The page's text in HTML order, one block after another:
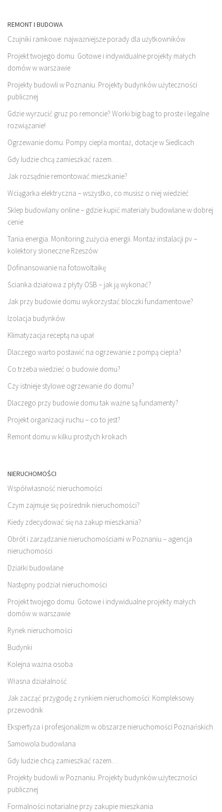
REMONT I BUDOWA
Czujniki ramkowe: najważniejsze porady dla użytkowników
Projekt twojego domu. Gotowe i indywidualne projekty małych
domów w warszawie
Projekty budowli w Poznaniu. Projekty budynków użyteczności
publicznej
Gdzie wyrzucić gruz po remoncie? Worki big bag to proste i legalne
rozwiązanie!
Ogrzewanie domu. Pompy ciepła montaż, dotacje w Siedlcach
Gdy ludzie chcą zamieszkać razem…
Jak rozsądnie remontować mieszkanie?
Wciągarka elektryczna – wszystko, co musisz o niej wiedzieć
Sklep budowlany online – gdzie kupić materiały budowlane w dobrej
cenie
Tania energia. Monitoring zużycia energii. Montaż instalacji pv –
kolektory słoneczne Rzeszów
Dofinansowanie na fotowoltaikę
Ścianka działowa z płyty OSB – jak ją wykonać?
Jak przy budowie domu wykorzystać bloczki fundamentowe?
Izolacja budynków
Klimatyzacja receptą na upał
Dlaczego warto postawić na ogrzewanie z pompą ciepła?
Co trzeba wiedzieć o budowie domu?
Czy istnieje stylowe ogrzewanie do domu?
Dlaczego przy budowie domu tak ważne są fundamenty?
Projekt organizacji ruchu – co to jest?
Remont domu w kilku prostych krokach
NIERUCHOMOŚCI
Współwłasność nieruchomości
Czym zajmuje się pośrednik nieruchomości?
Kiedy zdecydować się na zakup mieszkania?
Obrót i zarządzanie nieruchomościami w Poznaniu – agencja
nieruchomości
Działki budowlane
Następny podział nieruchomości
Projekt twojego domu. Gotowe i indywidualne projekty małych
domów w warszawie
Rynek nieruchomości
Budynki
Kolejna ważna osoba
Własna działalność
Jak zacząć przygodę z rynkiem nieruchomości: Kompleksowy
przewodnik
Ekspertyza i profesjonalizm w obszarze nieruchomości Poznańskich
Samowola budowlana
Gdy ludzie chcą zamieszkać razem…
Projekty budowli w Poznaniu. Projekty budynków użyteczności
publicznej
Formalności notarialne przy zakupie mieszkania